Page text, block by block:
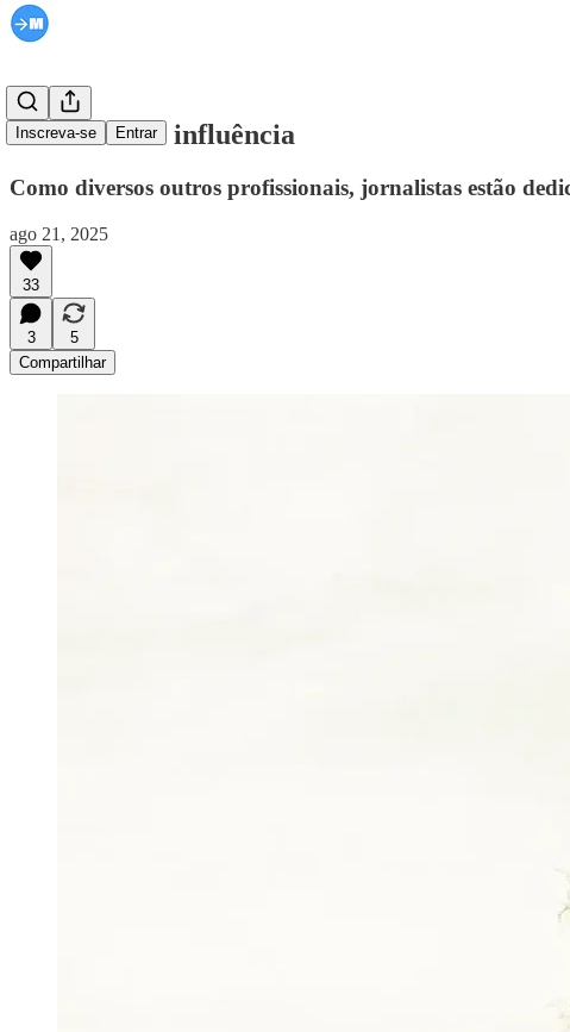
Inscreva-se Entrar
Jornalismo e influência
Como diversos outros profissionais, jornalistas estão
ago 21, 2025
33
3
5
Compartilhar